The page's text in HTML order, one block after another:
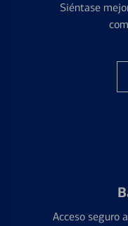
Siéntase
Acceso seguro